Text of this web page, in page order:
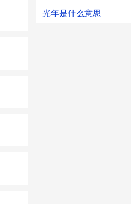
光年是什么意思